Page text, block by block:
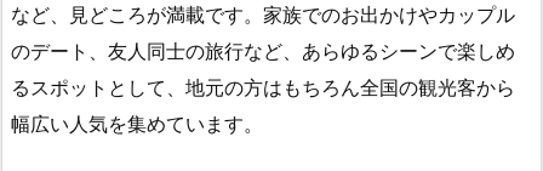
など、見どころが満載です。家族でのお出かけやカップル
のデート、友人同士の旅行など、あらゆるシーンで楽しめ
るスポットとして、地元の方はもちろん全国の観光客から
幅広い人気を集めています。